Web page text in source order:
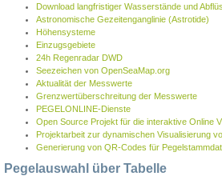
Download langfristiger Wasserstände und
Astronomische Gezeitenganglinie (Astrotide)
Höhensysteme
Einzugsgebiete
24h Regenradar DWD
Seezeichen von OpenSeaMap.org
Aktualität der Messwerte
Grenzwertüberschreitung der Messwerte
PEGELONLINE-Dienste
Open Source Projekt für die interaktive Online
Projektarbeit zur dynamischen Visualisierung
Generierung von QR-Codes für
Pegelauswahl über Tabelle